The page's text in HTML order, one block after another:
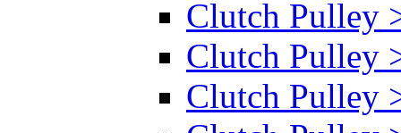
Clutch Pulley
Clutch Pulley
Clutch Pulley